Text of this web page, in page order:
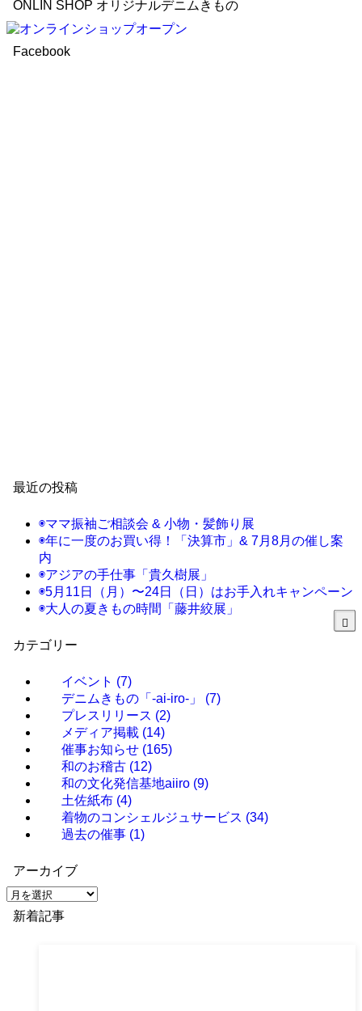
ONLIN SHOP オリジナルデニムきもの
Facebook
最近の投稿
◉ママ振袖ご相談会 & 小物・髪飾り展
◉年に一度のお買い得！「決算市」& 7月8月の催し案
内
◉アジアの手仕事「貴久樹展」
◉5月11日（月）〜24日（日）はお手入れキャンペーン
◉大人の夏きもの時間「藤井絞展」
カテゴリー
イベント (7)
デニムきもの「-ai-iro-」 (7)
プレスリリース (2)
メディア掲載 (14)
催事お知らせ (165)
和のお稽古 (12)
和の文化発信基地aiiro (9)
土佐紙布 (4)
着物のコンシェルジュサービス (34)
過去の催事 (1)
アーカイブ
ア
ー
新着記事